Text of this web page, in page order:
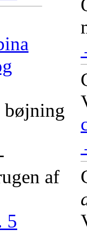
bøjning
af
5